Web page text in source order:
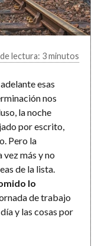
lectura: 3 minutos
esas
nos
la noche
por escrito,
Pero la
más y no
de la lista.
lo
de trabajo
y las cosas por